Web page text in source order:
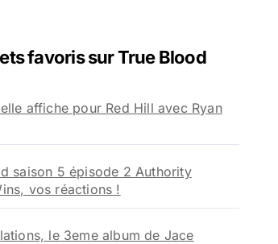
favoris sur True Blood
affiche pour Red Hill avec Ryan
saison 5 épisode 2 Authority
vos réactions !
le 3eme album de Jace